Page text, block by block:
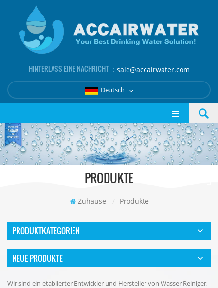
HINTERLASS EINE NACHRICHT ： sale@accairwater.com
Deutsch
PRODUKTE
Zuhause / Produkte
PRODUKTKATEGORIEN
NEUE PRODUKTE
Wir sind ein etablierter Entwickler und Hersteller von Wasser Reiniger,